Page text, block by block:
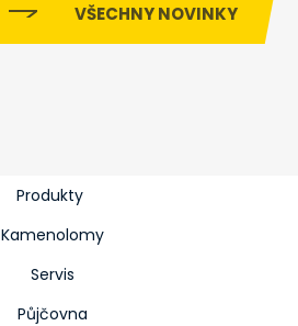
VŠECHNY NOVINKY
Produkty
Kamenolomy
Servis
Půjčovna